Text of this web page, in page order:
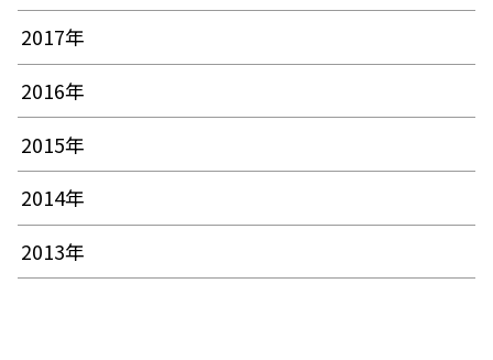
2017年
2016年
2015年
2014年
2013年